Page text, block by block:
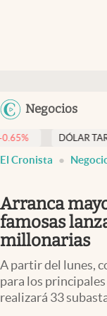
Negocios
Members
Economía y Política
Finanzas y Mercados
Negocios
Columnistas
Otras secciones
Apertura
DÓLAR TARJETA $
El Cronista
Arranca
famosas
millonarias
A partir del lunes,
para los
realizará 33